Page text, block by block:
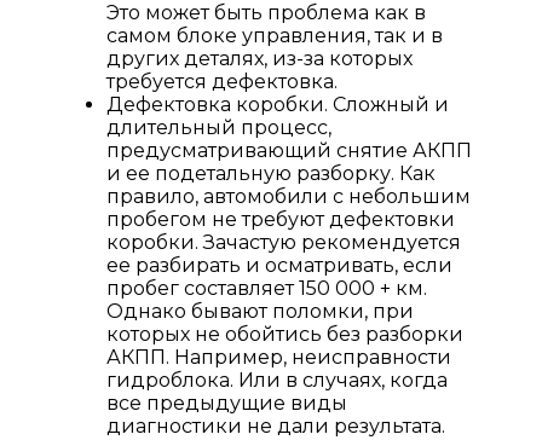
Это может быть проблема как в
самом блоке управления, так и в
других деталях, из-за которых
требуется дефектовка.
Дефектовка коробки. Сложный и
длительный процесс,
предусматривающий снятие АКПП
и ее подетальную разборку. Как
правило, автомобили с небольшим
пробегом не требуют дефектовки
коробки. Зачастую рекомендуется
ее разбирать и осматривать, если
пробег составляет 150 000 + км.
Однако бывают поломки, при
которых не обойтись без разборки
АКПП. Например, неисправности
гидроблока. Или в случаях, когда
все предыдущие виды
диагностики не дали результата.